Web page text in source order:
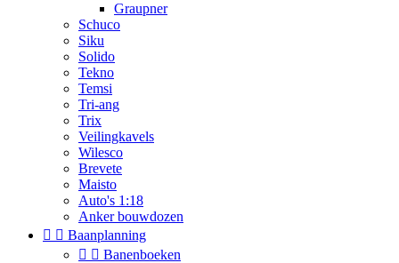
Graupner
Schuco
Siku
Solido
Tekno
Temsi
Tri-ang
Trix
Veilingkavels
Wilesco
Brevete
Maisto
Auto's 1:18
Anker bouwdozen
  Baanplanning
  Banenboeken